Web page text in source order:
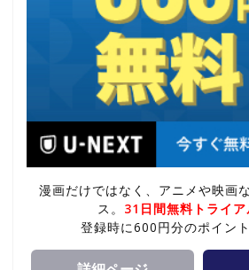
漫画だけではなく、アニメや映画
ス。 31日間無料トライ
登録時に600円分のポイント